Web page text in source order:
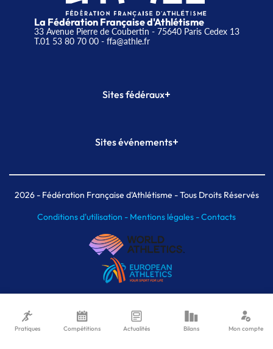
La Fédération Française d'Athlétisme
33 Avenue Pierre de Coubertin - 75640 Paris Cedex 13
T.01 53 80 70 00- ffa@athle.fr
Sites fédéraux+
Plateforme Formation
Sites événements+
Meeting de Paris indoor
MAIF Ekiden de Paris
2026- Fédération Française d'Athlétisme - Tous Droits Réservés
Conditions d'utilisation - Mentions légales -Contacts
Pratiques Compétitions Actualités Bilans Mon compte